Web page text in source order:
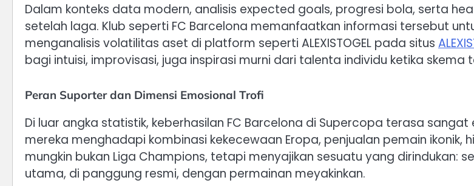
Dalam konteks data modern, analisis expected goals, progresi bola, serta
setelah laga. Klub seperti FC Barcelona memanfaatkan informasi tersebut
menganalisis volatilitas aset di platform seperti ALEXISTOGEL pada situs
bagi intuisi, improvisasi, juga inspirasi murni dari talenta individu ketika skema
Peran Suporter dan Dimensi Emosional Trofi
Di luar angka statistik, keberhasilan FC Barcelona di Supercopa terasa
mereka menghadapi kombinasi kekecewaan Eropa, penjualan pemain ikonik,
mungkin bukan Liga Champions, tetapi menyajikan sesuatu yang dirindukan:
utama, di panggung resmi, dengan permainan meyakinkan.